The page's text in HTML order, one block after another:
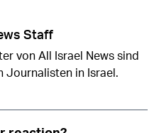
Staff
von All Israel News sind
Journalisten in Israel.